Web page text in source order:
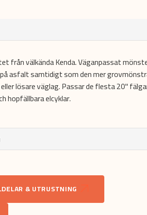
från välkända Kenda. Väganpassat
asfalt samtidigt som den mer
lösare väglag. Passar de flesta 20"
hopfällbara elcyklar.
& UTRUSTNING